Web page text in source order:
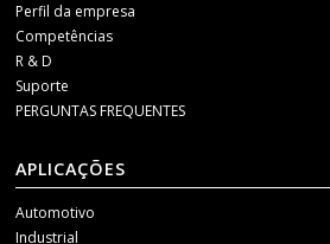
Perfil da empresa
Competências
R & D
Suporte
PERGUNTAS FREQUENTES
APLICAÇÕES
Automotivo
Industrial